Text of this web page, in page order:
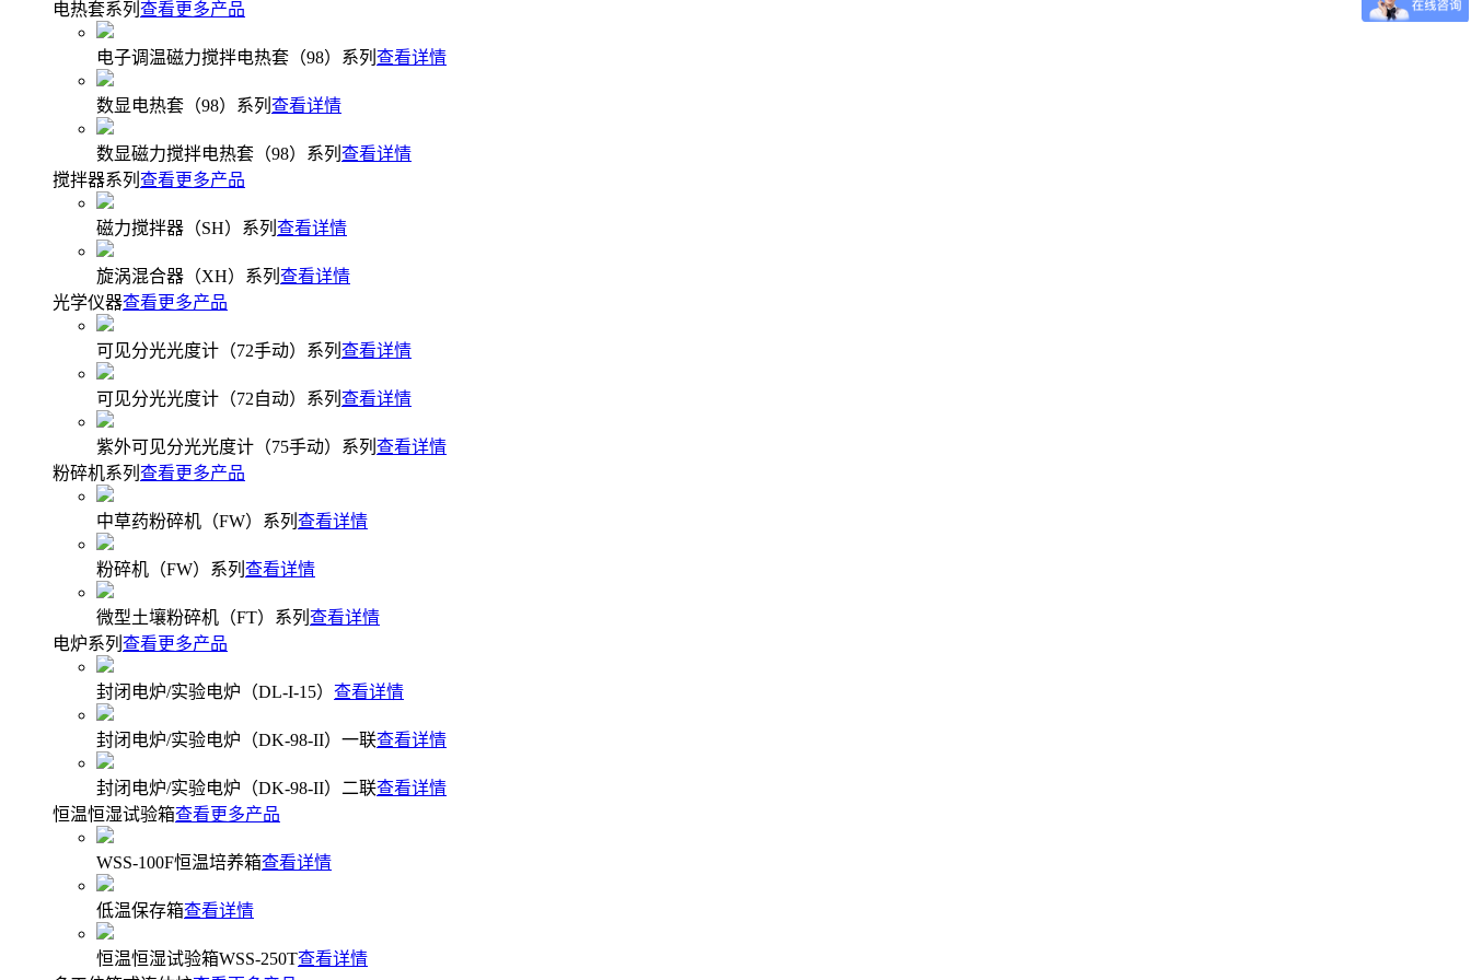
电热套系列 查看更多产品
电子调温磁力搅拌电热套（98）系列 查看详情
数显电热套（98）系列 查看详情
数显磁力搅拌电热套（98）系列 查看详情
搅拌器系列 查看更多产品
磁力搅拌器（SH）系列 查看详情
旋涡混合器（XH）系列 查看详情
光学仪器查看更多产品
可见分光光度计（72手动）系列 查看详情
可见分光光度计（72自动）系列 查看详情
紫外可见分光光度计（75手动）系列 查看详情
粉碎机系列 查看更多产品
中草药粉碎机（FW）系列 查看详情
粉碎机（FW）系列 查看详情
微型土壤粉碎机（FT）系列 查看详情
电炉系列 查看更多产品
封闭电炉/实验电炉（DL-I-15） 查看详情
封闭电炉/实验电炉（DK-98-II）一联查看详情
封闭电炉/实验电炉（DK-98-II）二联查看详情
恒温恒湿试验箱查看更多产品
WSS-100F恒温培养箱查看详情
低温保存箱查看详情
恒温恒湿试验箱WSS-250T查看详情